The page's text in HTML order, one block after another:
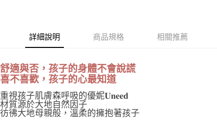
ATM／網路銀行／等多元方式進行付款，方視為交易完成。
※ 請注意：結帳手續完成當下不需立刻繳費，但若您需要取消訂單，請聯絡
後付繳納相關費用。
※ 交易是否成功請以「AFTEE先享後付 」之結帳頁面顯示為準，若有關於
是否繳費成功／繳費後需取消欲退款等相關疑問，請聯繫「AFTEE先享後付
客戶支援中心」
https://netprotections.freshdesk.com/support/home
【注意事項】
１．透過由恩沛科技股份有限公司提供之「AFTEE先享後付」服務完成之交
付款後 7-11取貨
宅配
每筆NT$100，滿NT$2,000(含以上)免運費
國家/地區配送
詳細說明 商品規格 相關推薦
舒適與否，孩子的身體不會說謊
喜不喜歡，孩子的心最知道
重視孩子肌膚森呼吸的優妮𝐔𝐧𝐞𝐞𝐝
材質源於大地自然因子
彷彿大地母親般，溫柔的擁抱著孩子